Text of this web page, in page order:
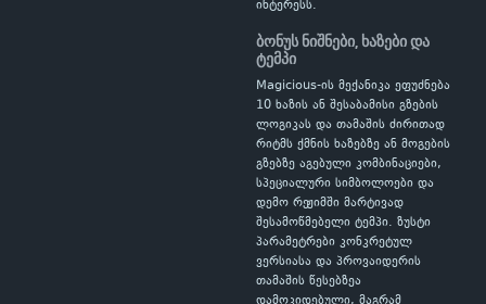
ინტერესს.
ბონუს ნიშნები, ხაზები და
ტემპი
Magicious-ის მექანიკა ეფუძნება
10 ხაზის ან შესაბამისი გზების
ლოგიკას და თამაშის ძირითად
რიტმს ქმნის ხაზებზე ან მოგების
გზებზე აგებული კომბინაციები,
სპეციალური სიმბოლოები და
დემო რეჟიმში მარტივად
შესამოწმებელი ტემპი. ზუსტი
პარამეტრები კონკრეტულ
ვერსიასა და პროვაიდერის
თამაშის წესებზეა